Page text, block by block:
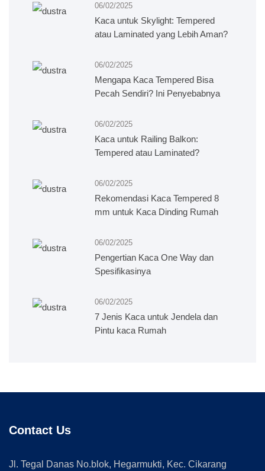
06/02/2025
Kaca untuk Skylight: Tempered
atau Laminated yang Lebih Aman?
06/02/2025
Mengapa Kaca Tempered Bisa
Pecah Sendiri? Ini Penyebabnya
06/02/2025
Kaca untuk Railing Balkon:
Tempered atau Laminated?
06/02/2025
Rekomendasi Kaca Tempered 8
mm untuk Kaca Dinding Rumah
06/02/2025
Pengertian Kaca One Way dan
Spesifikasinya
06/02/2025
7 Jenis Kaca untuk Jendela dan
Pintu kaca Rumah
Contact Us
Jl. Tegal Danas No.blok, Hegarmukti, Kec. Cikarang